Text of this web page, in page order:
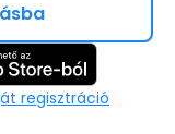
regisztráció